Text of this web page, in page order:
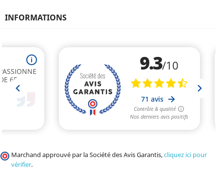
INFORMATIONS
Marchand approuvé par la Société des Avis Garantis,cliquez ici pour
vérifier.